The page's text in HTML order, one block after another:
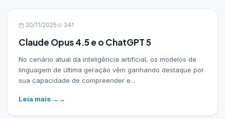
30/11/2025 341
Claude Opus 4.5 e o ChatGPT 5
No cenário atual da inteligência artificial, os modelos de
linguagem de última geração vêm ganhando destaque por
sua capacidade de compreender e...
Leia mais →